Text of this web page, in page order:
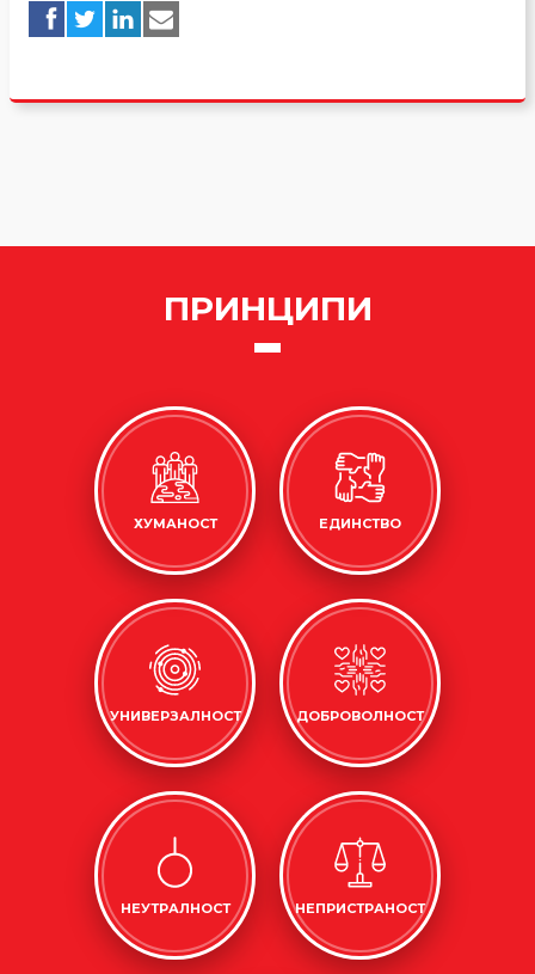
ПРИНЦИПИ
ХУМАНОСТ ЕДИНСТВО
УНИВЕРЗАЛНОСТ ДОБРОВОЛНОСТ
НЕУТРАЛНОСТ НЕПРИСТРАНОСТ